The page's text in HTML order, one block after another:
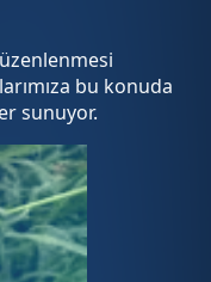
bu konuda
sunuyor.